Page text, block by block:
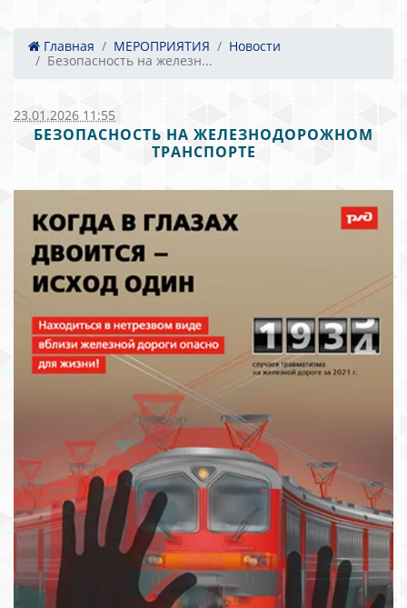
Главная МЕРОПРИЯТИЯ
Новости
Безопасность на железн...
23.01.2026 11:55
БЕЗОПАСНОСТЬ НА ЖЕЛЕЗНОДОРОЖНОМ
ТРАНСПОРТЕ